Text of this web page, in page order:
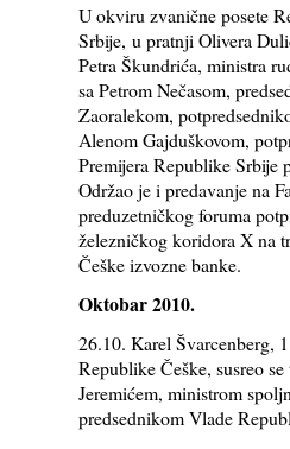
U okviru zvanične posete
Srbije, u pratnji Olivera
Petra Škundrića, ministra
sa Petrom Nečasom,
Zaoralekom,
Alenom Gajduškovom,
Premijera Republike Srbije
Održao je i predavanje na
preduzetničkog foruma
železničkog koridora X na
Češke izvozne banke.
Oktobar 2010.
26.10. Karel Švarcenberg,
Republike Češke, susreo
Jeremićem, ministrom
predsednikom Vlade